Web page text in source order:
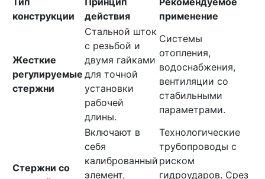
конструкции
действия
применение
Жесткие
регулируемые
стержни
Стальной шток
с резьбой и
двумя гайками
для точной
установки
рабочей
длины.
Системы
отопления,
водоснабжения,
вентиляции со
стабильными
параметрами.
Стержни со
Включают в
себя
калиброванный
элемент,
Технологические
трубопроводы с
риском
гидроударов. Срез